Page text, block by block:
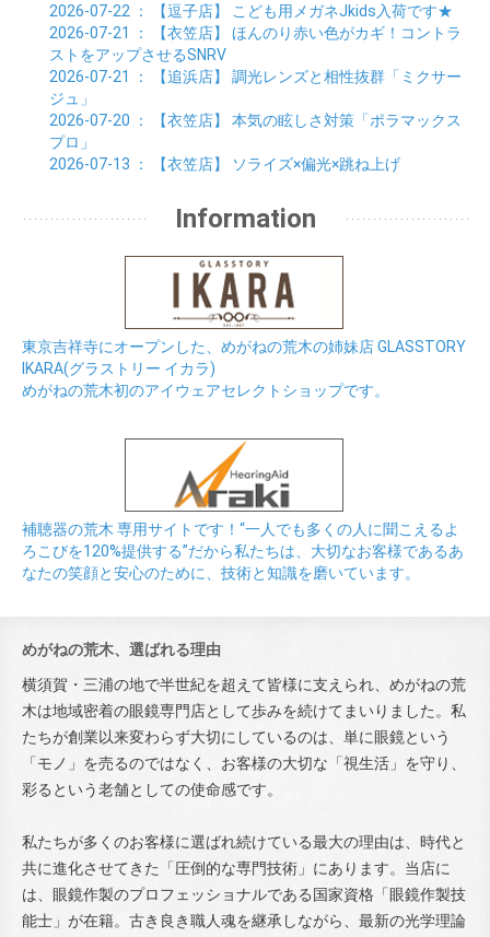
2026-07-22 ： 【逗子店】
こども用メガネJkids入荷です★
2026-07-21
： 【衣笠店】 ほんのり赤い色がカギ！コントラ
ストをアップさせるSNRV
2026-07-21
： 【追浜店】 調光レンズと相性抜群「ミクサー
ジュ」
2026-07-20 ： 【衣笠店】 本気の眩しさ対策「ポラマックス
プロ」
2026-07-13 ： 【衣笠店】 ソライズ×偏光×跳ね上げ
Information
東京吉祥寺にオープンした、めがねの荒木の姉妹店 GLASSTORY
IKARA(グラストリー イカラ)
めがねの荒木初のアイウェアセレクトショップです。
補聴器の荒木 専用サイトです！“一人でも多くの人に聞こえるよ
ろこびを120%提供する”だから私たちは、大切なお客様であるあ
なたの笑顔と安心のために、技術と知識を磨いています。
めがねの荒木、選ばれる理由
横須賀・三浦の地で半世紀を超えて皆様に支えられ、めがねの荒
木は地域密着の眼鏡専門店として歩みを続けてまいりました。私
たちが創業以来変わらず大切にしているのは、単に眼鏡という
「モノ」を売るのではなく、お客様の大切な「視生活」を守り、
彩るという老舗としての使命感です。
私たちが多くのお客様に選ばれ続けている最大の理由は、時代と
共に進化させてきた「圧倒的な専門技術」にあります。当店に
は、眼鏡作製のプロフェッショナルである国家資格「眼鏡作製技
能士」が在籍。古き良き職人魂を継承しながら、最新の光学理論